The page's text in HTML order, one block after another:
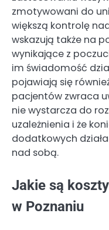
zmotywowani do
większą kontrolę
wskazują także na
wynikające z
im świadomość
pojawiają się
pacjentów zwraca
nie wystarcza do
uzależnienia i że
dodatkowych
nad sobą.
Jakie są
w Poznaniu